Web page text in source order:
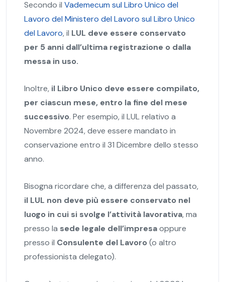
Secondo il Vademecum sul Libro Unico del
Lavoro del Ministero del Lavoro sul Libro Unico
del Lavoro, il LUL deve essere conservato
per 5 anni dall’ultima registrazione o dalla
messa in uso.
Inoltre, il Libro Unico deve essere compilato,
per ciascun mese, entro la fine del mese
successivo. Per esempio, il LUL relativo a
Novembre 2024, deve essere mandato in
conservazione entro il 31 Dicembre dello stesso
anno.
Bisogna ricordare che, a differenza del passato,
il LUL non deve più essere conservato nel
luogo in cui si svolge l’attività lavorativa, ma
presso la sede legale dell’impresaoppure
presso il Consulente del Lavoro (o altro
professionista delegato).